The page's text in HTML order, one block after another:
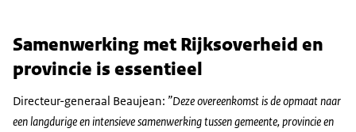
Samenwerking met Rijksoverheid en
provincie is essentieel
Directeur-generaal Beaujean: ”Deze overeenkomst is de opmaat naar
een langdurige en intensieve samenwerking tussen gemeente, provincie en